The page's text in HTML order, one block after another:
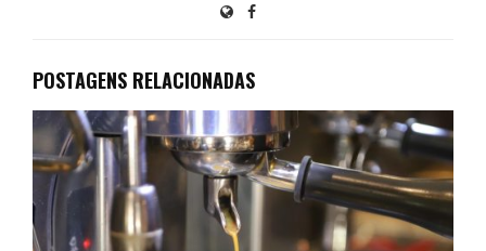
POSTAGENS RELACIONADAS